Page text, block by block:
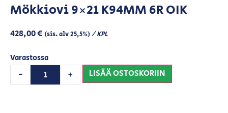
Mökkiovi 9×21 K94MM 6R OIK
428,00€ (sis. alv 25,5%)/ KPL
Varastossa
- + LISÄÄ OSTOSKORIIN